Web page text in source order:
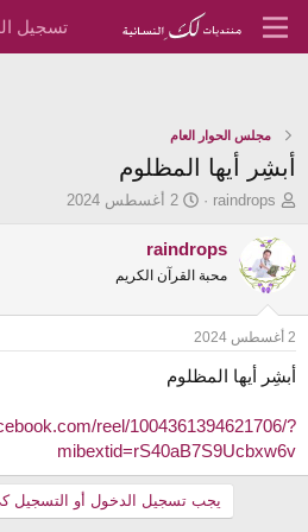
مجلس الحوار العام
أبشِر أيها المظلوم
ب
د
ئ
ا
و
ض
و
raindrops
ت
ر
خ
ب
ء
2 أغسطس 2024
raindrops
محبة القرآن الكريم
2 أغسطس 2024
أبشِر أيها المظلوم
reel/1004361394621706/?
mibextid=rS40aB7S9Ucbxw6v
يجب تسجيل الدخول أو التسجيل